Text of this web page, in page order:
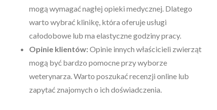
mogą wymagać nagłej opieki medycznej. Dlatego
warto wybrać klinikę, która oferuje usługi
całodobowe lub ma elastyczne godziny pracy.
Opinie klientów:Opinie innych właścicieli zwierząt
mogą być bardzo pomocne przy wyborze
weterynarza. Warto poszukać recenzji online lub
zapytać znajomych o ich doświadczenia.